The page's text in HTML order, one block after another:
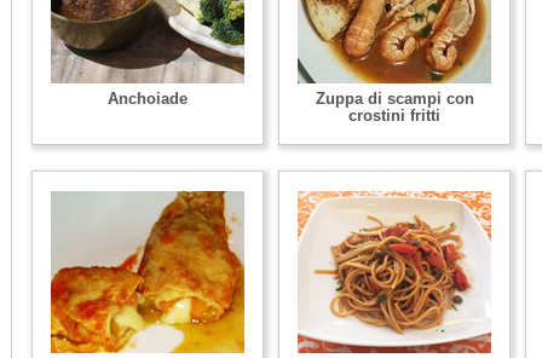
Anchoiade
Zuppa di scampi con
crostini fritti